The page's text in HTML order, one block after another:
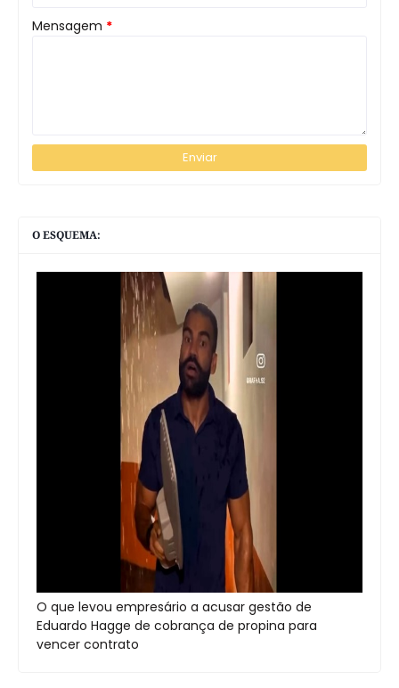
Mensagem *
O ESQUEMA:
O que levou empresário a acusar gestão de
Eduardo Hagge de cobrança de propina para
vencer contrato